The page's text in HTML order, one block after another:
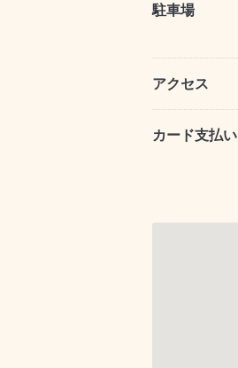
駐車場
アクセス
カード支払い